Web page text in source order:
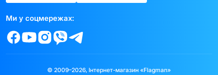
Ми у соцмережах:
© 2009–2026, Інтернет-магазин «Flagman»